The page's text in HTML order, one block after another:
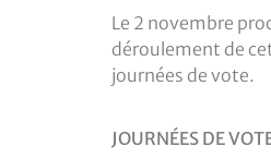
Le 2 novembre
déroulement de
journées de vote.
JOURNÉES DE